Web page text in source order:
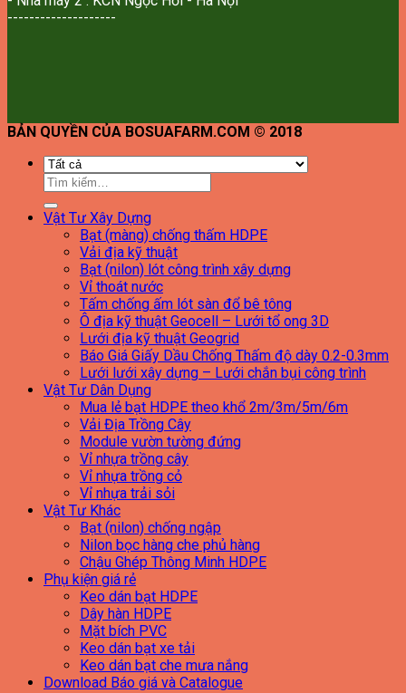
--------------------
BẢN QUYỀN CỦA BOSUAFARM.COM © 2018
Tìm
Vật Tư Xây Dựng
Bạt (màng) chống thấm HDPE
Vải địa kỹ thuật
Bạt (nilon) lót công trình xây dựng
Vỉ thoát nước
Tấm chống ấm lót sàn đổ bê tông
Ô địa kỹ thuật Geocell – Lưới tổ ong 3D
Lưới địa kỹ thuật Geogrid
Báo Giá Giấy Dầu Chống Thấm độ dày 0.2-0.3mm
Lưới lưới xây dựng – Lưới chắn bụi công trình
Vật Tư Dân Dụng
Mua lẻ bạt HDPE theo khổ 2m/3m/5m/6m
Vải Địa Trồng Cây
Module vườn tường đứng
Vỉ nhựa trồng cây
Vỉ nhựa trồng cỏ
Vỉ nhựa trải sỏi
Vật Tư Khác
Bạt (nilon) chống ngập
Nilon bọc hàng che phủ hàng
Chậu Ghép Thông Minh HDPE
Phụ kiện giá rẻ
Keo dán bạt HDPE
Dây hàn HDPE
Mặt bích PVC
Keo dán bạt xe tải
Keo dán bạt che mưa nắng
Download Báo giá và Catalogue